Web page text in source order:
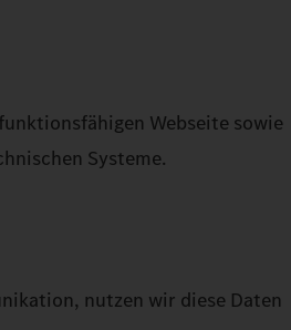
Webseite sowie
Systeme.
nutzen wir diese Daten